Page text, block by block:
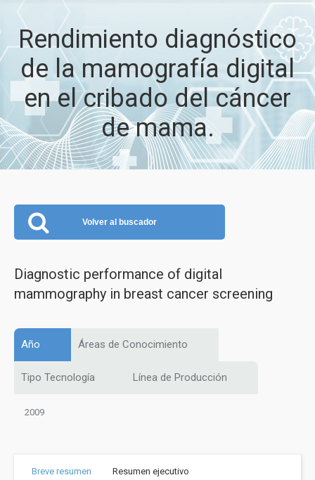
Rendimiento diagnóstico
de la mamografía digital
en el cribado del cáncer
de mama.
Volver al buscador
Diagnostic performance of digital
mammography in breast cancer screening
Año Áreas de Conocimiento
Tipo Tecnología Línea de Producción
2009
Breve resumen Resumen ejecutivo